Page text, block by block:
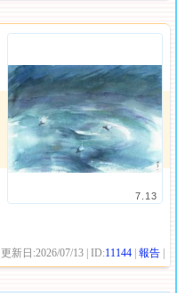
7.13
| 更新日:2026/07/13 | ID:11144 |報告